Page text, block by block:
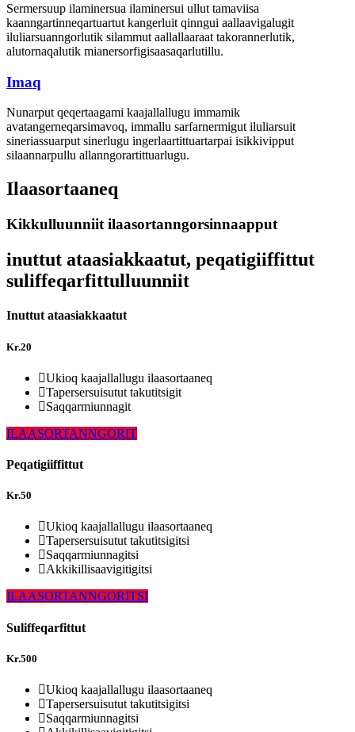
Sermersuup ilaminersua ilaminersui ullut tamaviisa
kaanngartinneqartuartut kangerluit qinngui aallaavigalugit
iluliarsuanngorlutik silammut aallallaaraat takorannerlutik,
alutornaqalutik mianersorfigisaasaqarlutillu.
Imaq
Nunarput qeqertaagami kaajallallugu immamik
avatangerneqarsimavoq, immallu sarfarnermigut iluliarsuit
sineriassuarput sinerlugu ingerlaartittuartarpai isikkivipput
silaannarpullu allanngorartittuarlugu.
Ilaasortaaneq
Kikkulluunniit ilaasortanngorsinnaapput
inuttut ataasiakkaatut, peqatigiiffittut
suliffeqarfittulluunniit
Inuttut ataasiakkaatut
Kr.20
Ukioq kaajallallugu ilaasortaaneq
Tapersersuisutut takutitsigit
Saqqarmiunnagit
ILAASORTANNGORIT
Peqatigiiffittut
Kr.50
Ukioq kaajallallugu ilaasortaaneq
Tapersersuisutut takutitsigitsi
Saqqarmiunnagitsi
Akkikillisaavigitigitsi
ILAASORTANNGORITSI
Suliffeqarfittut
Kr.500
Ukioq kaajallallugu ilaasortaaneq
Tapersersuisutut takutitsigitsi
Saqqarmiunnagitsi